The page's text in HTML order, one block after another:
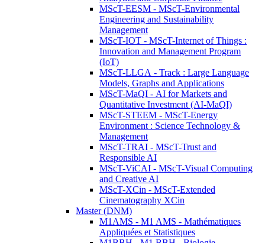
MScT-EESM - MScT-Environmental
Engineering and Sustainability
Management
MScT-IOT - MScT-Internet of Things :
Innovation and Management Program
(IoT)
MScT-LLGA - Track : Large Language
Models, Graphs and Applications
MScT-MaQI - AI for Markets and
Quantitative Investment (AI-MaQI)
MScT-STEEM - MScT-Energy
Environment : Science Technology &
Management
MScT-TRAI - MScT-Trust and
Responsible AI
MScT-ViCAI - MScT-Visual Computing
and Creative AI
MScT-XCin - MScT-Extended
Cinematography XCin
Master (DNM)
M1AMS - M1 AMS - Mathématiques
Appliquées et Statistiques